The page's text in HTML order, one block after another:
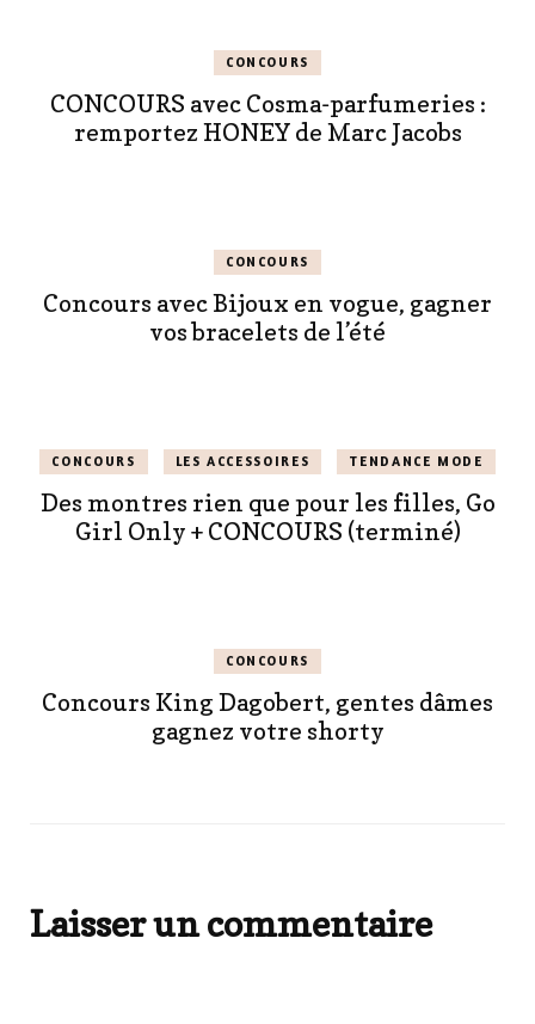
CONCOURS
CONCOURS avec Cosma-parfumeries :
remportez HONEY de Marc Jacobs
CONCOURS
Concours avec Bijoux en vogue, gagner
vos bracelets de l’été
CONCOURS LES ACCESSOIRES TENDANCE MODE
Des montres rien que pour les filles, Go
Girl Only + CONCOURS (terminé)
CONCOURS
Concours King Dagobert, gentes dâmes
gagnez votre shorty
Laisser un commentaire